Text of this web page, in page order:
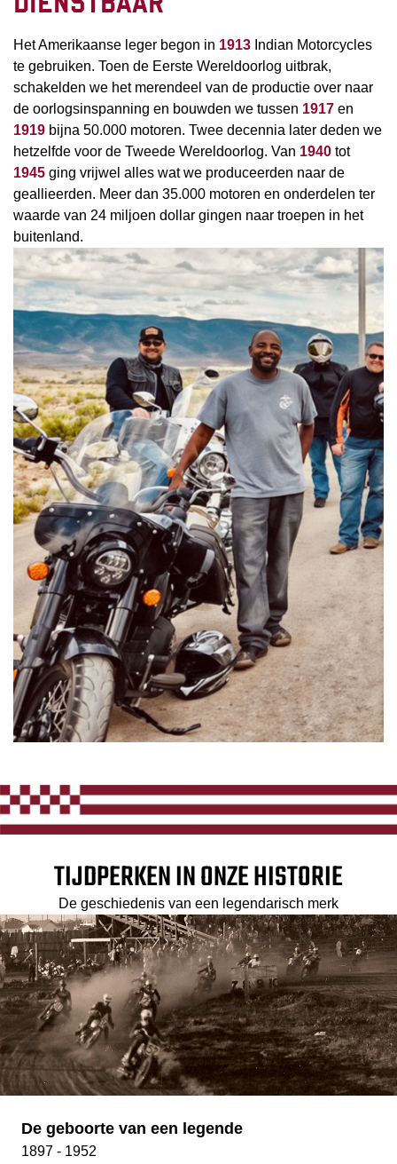
Het Amerikaanse leger begon in 1913 Indian Motorcycles
te gebruiken. Toen de Eerste Wereldoorlog uitbrak,
schakelden we het merendeel van de productie over naar
de oorlogsinspanning en bouwden we tussen 1917 en
1919 bijna 50.000 motoren. Twee decennia later deden we
hetzelfde voor de Tweede Wereldoorlog. Van 1940 tot
1945 ging vrijwel alles wat we produceerden naar de
geallieerden. Meer dan 35.000 motoren en onderdelen ter
waarde van 24 miljoen dollar gingen naar troepen in het
buitenland.
TIJDPERKEN IN ONZE HISTORIE
De geschiedenis van een legendarisch merk
De geboorte van een legende
1897 - 1952